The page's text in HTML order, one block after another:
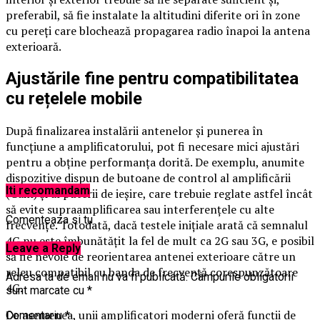
preferabil, să fie instalate la altitudini diferite ori în zone
cu pereți care blochează propagarea radio înapoi la antena
exterioară.
Ajustările fine pentru compatibilitatea
cu rețelele mobile
După finalizarea instalării antenelor și punerea în
funcțiune a amplificatorului, pot fi necesare mici ajustări
pentru a obține performanța dorită. De exemplu, anumite
dispozitive dispun de butoane de control al amplificării
(Gain) și al puterii de ieșire, care trebuie reglate astfel încât
să evite supraamplificarea sau interferențele cu alte
frecvențe. Totodată, dacă testele inițiale arată că semnalul
4G nu este îmbunătățit la fel de mult ca 2G sau 3G, e posibil
să fie nevoie de reorientarea antenei exterioare către un
releu compatibil cu banda de frecvență corespunzătoare
4G.
De asemenea, unii amplificatori moderni oferă funcții de
Iti recomandam
Comenteaza si tu
Leave a Reply
Adresa ta de email nu va fi publicată. Câmpurile obligatorii
sunt marcate cu *
Comentariu*